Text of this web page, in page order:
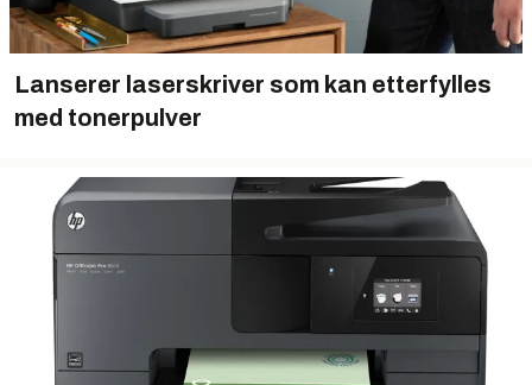
Lanserer laserskriver som kan etterfylles
med tonerpulver